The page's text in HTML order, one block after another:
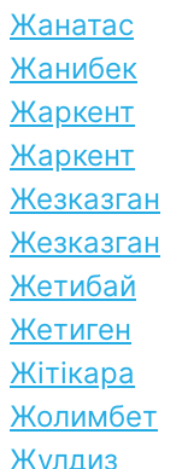
Жанатас
Жанибек
Жаркент
Жаркент
Жезказган
Жезказган
Жетибай
Жетиген
Жітікара
Жолимбет
Жулдиз